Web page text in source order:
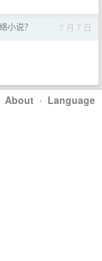
小说？ 7 月 7 日
About · Language